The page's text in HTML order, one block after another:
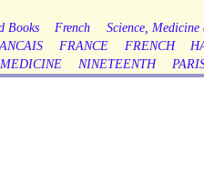
Books
French Science, Medicine
FRANCE FRENCH
MEDICINE NINETEENTH